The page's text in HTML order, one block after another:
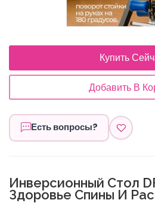
Купить
Добавить В
Есть вопросы?
Инверсионный Стол
Здоровье Спины И